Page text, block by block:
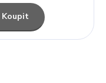
Koupit